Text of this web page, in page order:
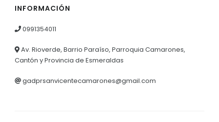
INFORMACIÓN
0991354011
Av. Rioverde, Barrio Paraíso, Parroquia Camarones,
Cantón y Provincia de Esmeraldas
gadprsanvicentecamarones@gmail.com